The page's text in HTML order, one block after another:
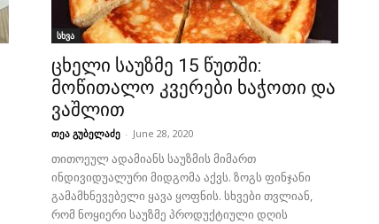
სხვა
ცხელი საუზმე 15 წუთში:
მოწითალო კვერები ხაჭოთი და
ვაშლით
თეა გუბელაძე - June 28, 2020
თითოეულ ადამიანს საუზმის მიმართ
ინდივიდუალური მიდგომა აქვს. ზოგს ფინჯანი
გამამხნევებელი ყავა ყოფნის. სხვები თვლიან,
რომ ნოყიერი საუზმე პროდუქტიული დღის